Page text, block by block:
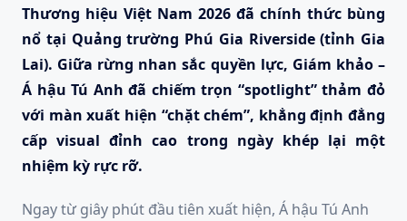
Thương hiệu Việt Nam 2026 đã chính thức bùng
nổ tại Quảng trường Phú Gia Riverside (tỉnh Gia
Lai). Giữa rừng nhan sắc quyền lực, Giám khảo –
Á hậu Tú Anh đã chiếm trọn “spotlight” thảm đỏ
với màn xuất hiện “chặt chém”, khẳng định đẳng
cấp visual đỉnh cao trong ngày khép lại một
nhiệm kỳ rực rỡ.
Ngay từ giây phút đầu tiên xuất hiện, Á hậu Tú Anh